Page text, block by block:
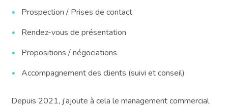
Prospection / Prises de contact
Rendez-vous de présentation
Propositions / négociations
Accompagnement des clients (suivi et conseil)
Depuis 2021, j’ajoute à cela le management commercial